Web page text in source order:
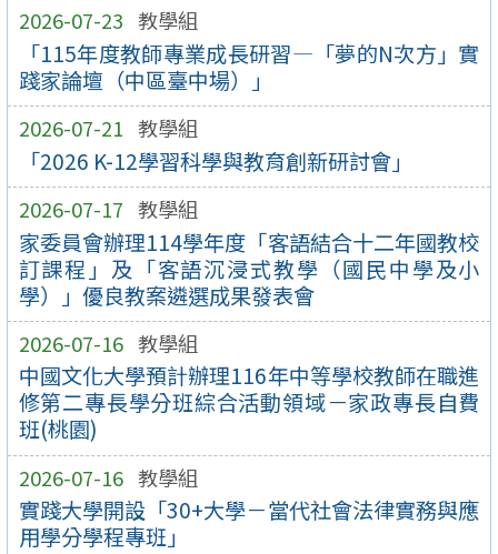
2026-07-23 教學組
「115年度教師專業成長研習—「夢的N次方」實
踐家論壇（中區臺中場）」
2026-07-21 教學組
「2026 K-12學習科學與教育創新研討會」
2026-07-17 教學組
家委員會辦理114學年度「客語結合十二年國教校
訂課程」及「客語沉浸式教學（國民中學及小
學）」優良教案遴選成果發表會
2026-07-16 教學組
中國文化大學預計辦理116年中等學校教師在職進
修第二專長學分班綜合活動領域－家政專長自費
班(桃園)
2026-07-16 教學組
實踐大學開設「30+大學－當代社會法律實務與應
用學分學程專班」